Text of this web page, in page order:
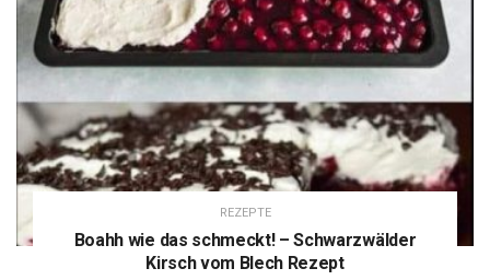
REZEPTE
Boahh wie das schmeckt! – Schwarzwälder
Kirsch vom Blech Rezept